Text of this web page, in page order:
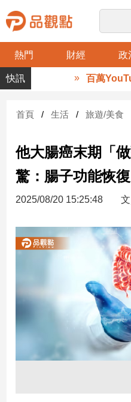
熱門 財經 政
品
觀
財
台
財
新
產
經/
地
品
百萬
首頁 生活 旅遊/美食
他大腸癌末期「
驚：腸子功能恢復
2025/08/20 15:25:48